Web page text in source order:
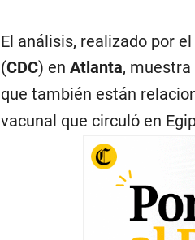
El análisis, realizado por
(CDC) en Atlanta, muestra
que también están
vacunal que circuló en